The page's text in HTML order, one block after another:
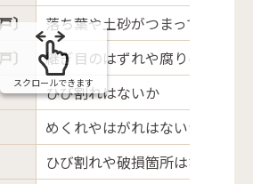
〕
落ち葉や土砂がつまっていない
〕
継ぎ目のはずれや腐りはないか
ひび割れはないか
めくれやはがれはないか
ひび割れや破損箇所はないか
スクロールできます